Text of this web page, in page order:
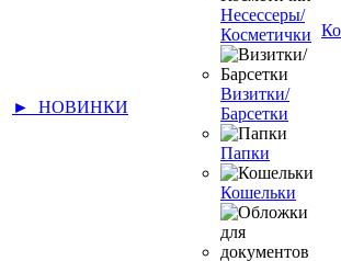
► НОВИНКИ
Несессеры/
Косметички
Визитки/
Барсетки
Папки
Кошельки